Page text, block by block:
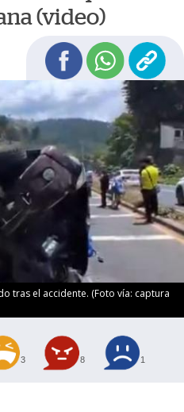
(video)
tras el accidente. (Foto vía: captura
3 8 1